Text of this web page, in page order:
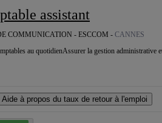
assistant
COMMUNICATION - ESCCOM - CANNES
au quotidienAssurer la gestion administrative
Aide à propos du taux de retour à l'emploi